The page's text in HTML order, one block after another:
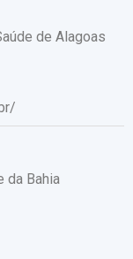
de Alagoas
da Bahia